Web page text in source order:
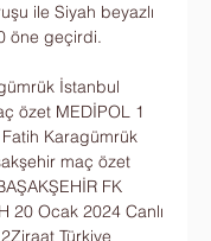
ile Siyah beyazlı
öne geçirdi.
İstanbul
özet MEDİPOL 1
Karagümrük
maç özet
FK
20 Ocak 2024 Canlı
Türkiye